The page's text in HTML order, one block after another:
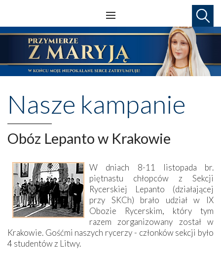
Nasze kampanie
Obóz Lepanto w Krakowie
W dniach 8-11 listopada br.
piętnastu chłopców z Sekcji
Rycerskiej Lepanto (działającej
przy SKCh) brało udział w IX
Obozie Rycerskim, który tym
razem zorganizowany został w
Krakowie. Gośćmi naszych rycerzy - członków sekcji było
4 studentów z Litwy.